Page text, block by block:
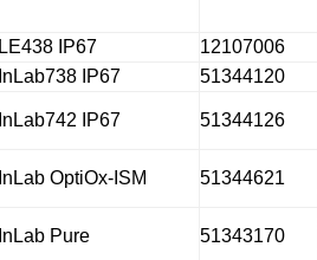
LE438 IP67
12107006
InLab738 IP67
51344120
InLab742 IP67 51344126
InLab OptiOx-ISM 51344621
InLab Pure 51343170